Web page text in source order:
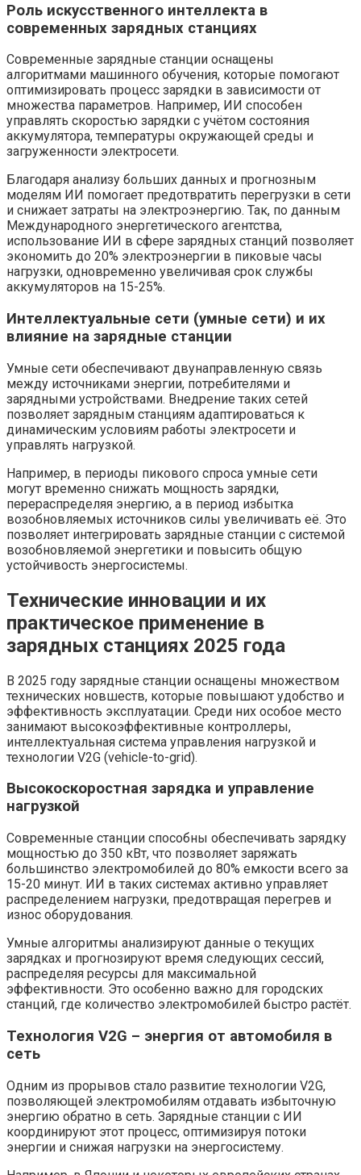
Роль искусственного интеллекта в
современных зарядных станциях
Современные зарядные станции оснащены
алгоритмами машинного обучения, которые помогают
оптимизировать процесс зарядки в зависимости от
множества параметров. Например, ИИ способен
управлять скоростью зарядки с учётом состояния
аккумулятора, температуры окружающей среды и
загруженности электросети.
Благодаря анализу больших данных и прогнозным
моделям ИИ помогает предотвратить перегрузки в сети
и снижает затраты на электроэнергию. Так, по данным
Международного энергетического агентства,
использование ИИ в сфере зарядных станций позволяет
экономить до 20% электроэнергии в пиковые часы
нагрузки, одновременно увеличивая срок службы
аккумуляторов на 15-25%.
Интеллектуальные сети (умные сети) и их
влияние на зарядные станции
Умные сети обеспечивают двунаправленную связь
между источниками энергии, потребителями и
зарядными устройствами. Внедрение таких сетей
позволяет зарядным станциям адаптироваться к
динамическим условиям работы электросети и
управлять нагрузкой.
Например, в периоды пикового спроса умные сети
могут временно снижать мощность зарядки,
перераспределяя энергию, а в период избытка
возобновляемых источников силы увеличивать её. Это
позволяет интегрировать зарядные станции с системой
возобновляемой энергетики и повысить общую
устойчивость энергосистемы.
Технические инновации и их
практическое применение в
зарядных станциях 2025 года
В 2025 году зарядные станции оснащены множеством
технических новшеств, которые повышают удобство и
эффективность эксплуатации. Среди них особое место
занимают высокоэффективные контроллеры,
интеллектуальная система управления нагрузкой и
технологии V2G (vehicle-to-grid).
Высокоскоростная зарядка и управление
нагрузкой
Современные станции способны обеспечивать зарядку
мощностью до 350 кВт, что позволяет заряжать
большинство электромобилей до 80% емкости всего за
15-20 минут. ИИ в таких системах активно управляет
распределением нагрузки, предотвращая перегрев и
износ оборудования.
Умные алгоритмы анализируют данные о текущих
зарядках и прогнозируют время следующих сессий,
распределяя ресурсы для максимальной
эффективности. Это особенно важно для городских
станций, где количество электромобилей быстро растёт.
Технология V2G – энергия от автомобиля в
сеть
Одним из прорывов стало развитие технологии V2G,
позволяющей электромобилям отдавать избыточную
энергию обратно в сеть. Зарядные станции с ИИ
координируют этот процесс, оптимизируя потоки
энергии и снижая нагрузки на энергосистему.